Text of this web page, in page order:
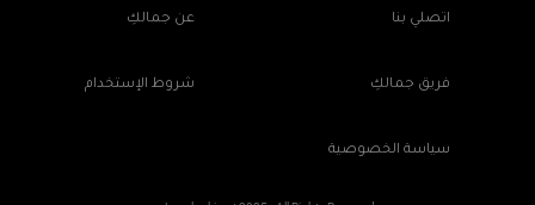
اتصلي بنا عن جمالكِ
فريق جمالكِ شروط الإستخدام
سياسة الخصوصية